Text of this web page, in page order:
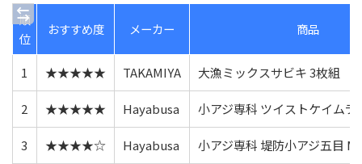
順
位
おすすめ度 メーカー 商品
1 ★★★★★ TAKAMIYA 大漁ミックスサビキ 3枚組
2 ★★★★★ Hayabusa 小アジ専科 ツイストケイムラ
3 ★★★★☆ Hayabusa 小アジ専科 堤防小アジ五目